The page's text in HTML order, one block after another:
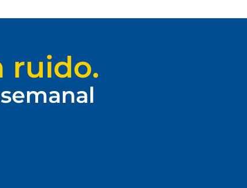
ruido.